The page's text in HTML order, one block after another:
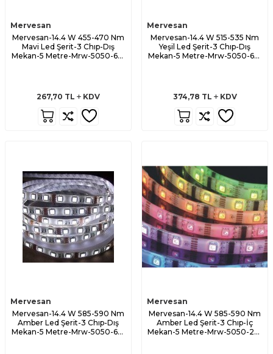
Mervesan
Mervesan-14.4 W 455-470 Nm
Mavi Led Şerit-3 Chıp-Dış
Mekan-5 Metre-Mrw-5050-65-
267,70 TL KDV
Mervesan
Mervesan-14.4 W 515-535 Nm
Yeşil Led Şerit-3 Chıp-Dış
Mekan-5 Metre-Mrw-5050-65-
374,78 TL KDV
Mervesan
Mervesan-14.4 W 585-590 Nm
Amber Led Şerit-3 Chıp-Dış
Mekan-5 Metre-Mrw-5050-65-
Mervesan
Mervesan-14.4 W 585-590 Nm
Amber Led Şerit-3 Chıp-İç
Mekan-5 Metre-Mrw-5050-20-